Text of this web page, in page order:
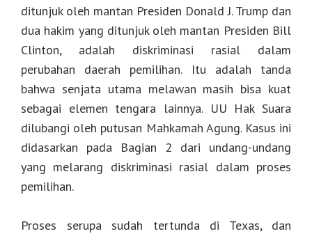
ditunjuk oleh mantan Presiden Donald J. Trump dan
dua hakim yang ditunjuk oleh mantan Presiden Bill
Clinton, adalah diskriminasi rasial dalam
perubahan daerah pemilihan. Itu adalah tanda
bahwa senjata utama melawan masih bisa kuat
sebagai elemen tengara lainnya. UU Hak Suara
dilubangi oleh putusan Mahkamah Agung. Kasus ini
didasarkan pada Bagian 2 dari undang-undang
yang melarang diskriminasi rasial dalam proses
pemilihan.
Proses serupa sudah tertunda di Texas, dan